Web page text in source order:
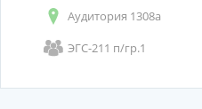
Аудитория 1308а
ЭГС-211 п/гр.1